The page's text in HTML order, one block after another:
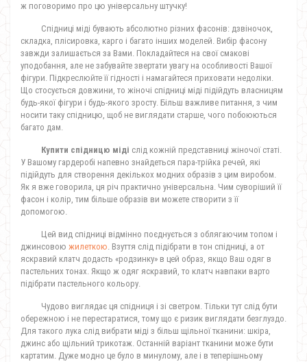
ж поговоримо про цю універсальну штучку!
Спідниці міді бувають абсолютно різних фасонів: дзвіночок,
складка, плісировка, карго і багато інших моделей. Вибір фасону
завжди залишається за Вами. Покладайтеся на свої смакові
уподобання, але не забувайте звертати увагу на особливості Вашої
фігури. Підкреслюйте її гідності і намагайтеся приховати недоліки.
Що стосується довжини, то жіночі спідниці міді підійдуть власницям
будь-якої фігури і будь-якого зросту. Більш важливе питання, з чим
носити таку спідницю, щоб не виглядати старше, чого побоюються
багато дам.
Купити спідницю міді слід кожній представниці жіночої статі.
У Вашому гардеробі напевно знайдеться пара-трійка речей, які
підійдуть для створення декількох модних образів з цим виробом.
Як я вже говорила, ця річ практично універсальна. Чим суворіший її
фасон і колір, тим більше образів ви можете створити з її
допомогою.
Цей вид спідниці відмінно поєднується з облягаючим топом і
джинсовою жилеткою. Взуття слід підібрати в тон спідниці, а от
яскравий клатч додасть «родзинку» в цей образ, якщо Ваш одяг в
пастельних тонах. Якщо ж одяг яскравий, то клатч навпаки варто
підібрати пастельного кольору.
Чудово виглядає ця спідниця і зі светром. Тільки тут слід бути
обережною і не перестаратися, тому що є ризик виглядати безглуздо.
Для такого лука слід вибрати міді з більш щільної тканини: шкіра,
джинс або щільний трикотаж. Останній варіант тканини може бути
картатим. Дуже модно це було в минулому, але і в теперішньому